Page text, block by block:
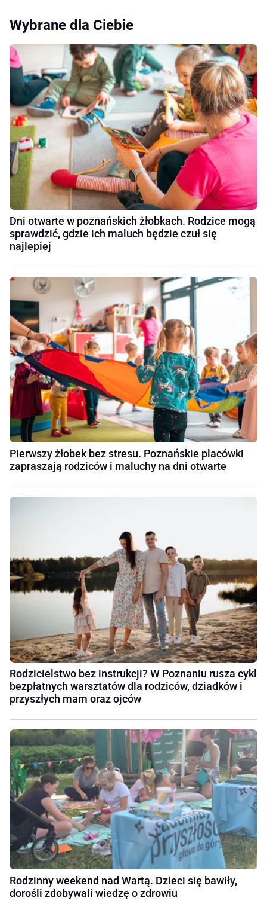
Wybrane dla Ciebie
Dni otwarte w poznańskich żłobkach. Rodzice mogą
sprawdzić, gdzie ich maluch będzie czuł się
najlepiej
Pierwszy żłobek bez stresu. Poznańskie placówki
zapraszają rodziców i maluchy na dni otwarte
Rodzicielstwo bez instrukcji? W Poznaniu rusza cykl
bezpłatnych warsztatów dla rodziców, dziadków i
przyszłych mam oraz ojców
Rodzinny weekend nad Wartą. Dzieci się bawiły,
dorośli zdobywali wiedzę o zdrowiu